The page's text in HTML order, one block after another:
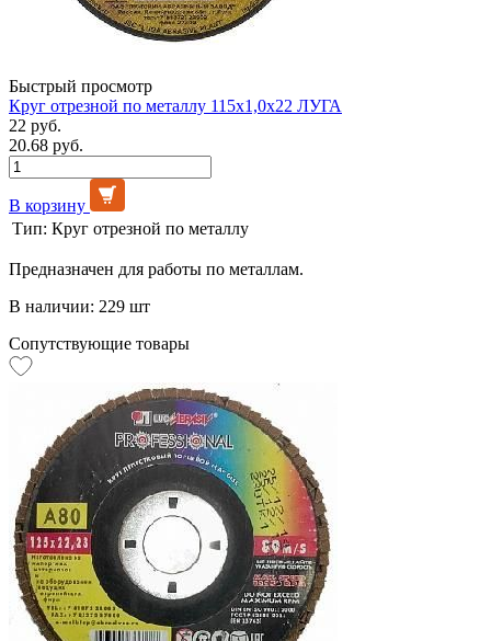
Быстрый просмотр
Круг отрезной по металлу 115х1,0х22 ЛУГА
22 руб.
20.68 руб.
В корзину
Тип: Круг отрезной по металлу
Предназначен для работы по металлам.
В наличии: 229 шт
Сопутствующие товары